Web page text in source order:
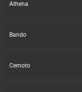
Athena
Bando
Cemoto